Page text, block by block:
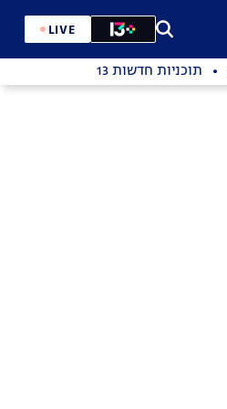
LIVE
תוכניות חדשות 13